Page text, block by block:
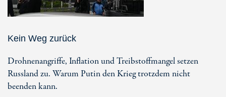
Kein Weg zurück
Drohnenangriffe, Inflation und Treibstoffmangel setzen
Russland zu. Warum Putin den Krieg trotzdem nicht
beenden kann.